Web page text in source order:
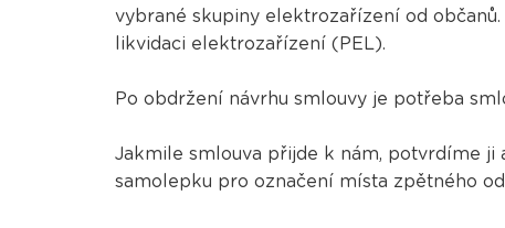
vybrané skupiny elektrozařízení od
likvidaci elektrozařízení (PEL).
Po obdržení návrhu smlouvy je potřeba
Jakmile smlouva přijde k nám, potvrdíme ji
samolepku pro označení místa zpětného